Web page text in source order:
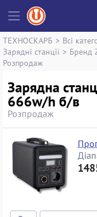
ТЕХНОСКАРБ > Всі
Зарядні станції > Бренд
Розпродаж
Зарядна
666w/h б/в
Розпродаж